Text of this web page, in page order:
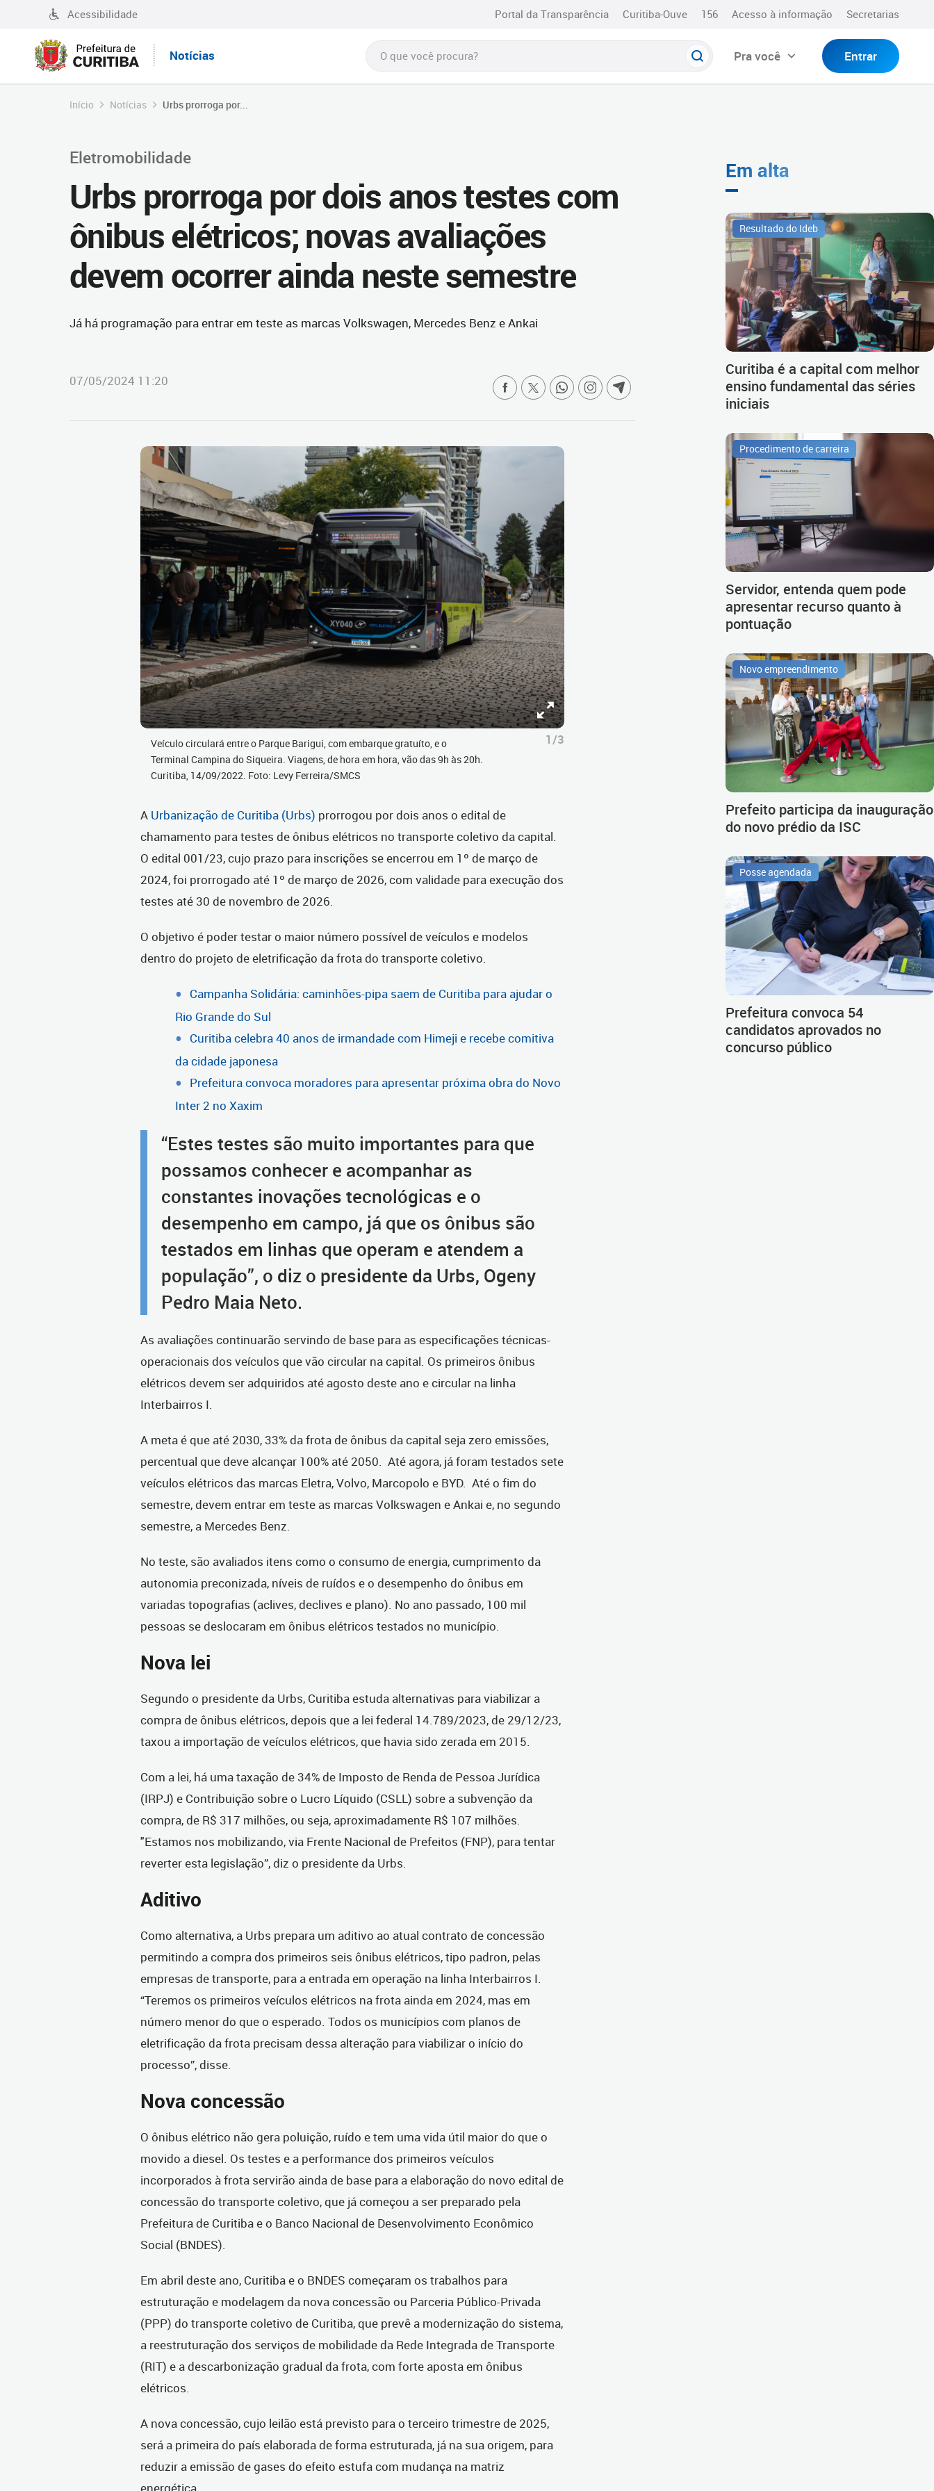
Acessibilidade Portal da Transparência Curitiba-Ouve 156 Acesso à informação Secretarias
Notícias Pra você Entrar
Início Notícias Urbs prorroga por...
Eletromobilidade
Urbs prorroga por dois anos testes com
ônibus elétricos; novas avaliações
devem ocorrer ainda neste semestre
Já há programação para entrar em teste as marcas Volkswagen, Mercedes Benz e Ankai
07/05/2024 11:20
Veículo circulará entre o Parque Barigui, com embarque gratuíto, e o
Terminal Campina do Siqueira. Viagens, de hora em hora, vão das 9h às 20h.
Curitiba, 14/09/2022. Foto: Levy Ferreira/SMCS
1/3
A Urbanização de Curitiba (Urbs) prorrogou por dois anos o edital de
chamamento para testes de ônibus elétricos no transporte coletivo da capital.
O edital 001/23, cujo prazo para inscrições se encerrou em 1º de março de
2024, foi prorrogado até 1º de março de 2026, com validade para execução dos
testes até 30 de novembro de 2026.
O objetivo é poder testar o maior número possível de veículos e modelos
dentro do projeto de eletrificação da frota do transporte coletivo.
Campanha Solidária: caminhões-pipa saem de Curitiba para ajudar o
Rio Grande do Sul
Curitiba celebra 40 anos de irmandade com Himeji e recebe comitiva
da cidade japonesa
Prefeitura convoca moradores para apresentar próxima obra do Novo
Inter 2 no Xaxim
“Estes testes são muito importantes para que
possamos conhecer e acompanhar as
constantes inovações tecnológicas e o
desempenho em campo, já que os ônibus são
testados em linhas que operam e atendem a
população”, o diz o presidente da Urbs, Ogeny
Pedro Maia Neto.
As avaliações continuarão servindo de base para as especificações técnicas-
operacionais dos veículos que vão circular na capital. Os primeiros ônibus
elétricos devem ser adquiridos até agosto deste ano e circular na linha
Interbairros I.
A meta é que até 2030, 33% da frota de ônibus da capital seja zero emissões,
percentual que deve alcançar 100% até 2050. Até agora, já foram testados sete
veículos elétricos das marcas Eletra, Volvo, Marcopolo e BYD. Até o fim do
semestre, devem entrar em teste as marcas Volkswagen e Ankai e, no segundo
semestre, a Mercedes Benz.
No teste, são avaliados itens como o consumo de energia, cumprimento da
autonomia preconizada, níveis de ruídos e o desempenho do ônibus em
variadas topografias (aclives, declives e plano). No ano passado, 100 mil
pessoas se deslocaram em ônibus elétricos testados no município.
Nova lei
Segundo o presidente da Urbs, Curitiba estuda alternativas para viabilizar a
compra de ônibus elétricos, depois que a lei federal 14.789/2023, de 29/12/23,
taxou a importação de veículos elétricos, que havia sido zerada em 2015.
Com a lei, há uma taxação de 34% de Imposto de Renda de Pessoa Jurídica
(IRPJ) e Contribuição sobre o Lucro Líquido (CSLL) sobre a subvenção da
compra, de R$ 317 milhões, ou seja, aproximadamente R$ 107 milhões.
"Estamos nos mobilizando, via Frente Nacional de Prefeitos (FNP), para tentar
reverter esta legislação”, diz o presidente da Urbs.
Aditivo
Como alternativa, a Urbs prepara um aditivo ao atual contrato de concessão
permitindo a compra dos primeiros seis ônibus elétricos, tipo padron, pelas
empresas de transporte, para a entrada em operação na linha Interbairros I.
“Teremos os primeiros veículos elétricos na frota ainda em 2024, mas em
número menor do que o esperado. Todos os municípios com planos de
eletrificação da frota precisam dessa alteração para viabilizar o início do
processo”, disse.
Nova concessão
O ônibus elétrico não gera poluição, ruído e tem uma vida útil maior do que o
movido a diesel. Os testes e a performance dos primeiros veículos
incorporados à frota servirão ainda de base para a elaboração do novo edital de
concessão do transporte coletivo, que já começou a ser preparado pela
Prefeitura de Curitiba e o Banco Nacional de Desenvolvimento Econômico
Social (BNDES).
Em abril deste ano, Curitiba e o BNDES começaram os trabalhos para
estruturação e modelagem da nova concessão ou Parceria Público-Privada
(PPP) do transporte coletivo de Curitiba, que prevê a modernização do sistema,
a reestruturação dos serviços de mobilidade da Rede Integrada de Transporte
(RIT) e a descarbonização gradual da frota, com forte aposta em ônibus
elétricos.
A nova concessão, cujo leilão está previsto para o terceiro trimestre de 2025,
será a primeira do país elaborada de forma estruturada, já na sua origem, para
reduzir a emissão de gases do efeito estufa com mudança na matriz
Em alta
Resultado do Ideb
Curitiba é a capital com melhor
ensino fundamental das séries
iniciais
Procedimento de carreira
Servidor, entenda quem pode
apresentar recurso quanto à
pontuação
Novo empreendimento
Prefeito participa da inauguração
do novo prédio da ISC
Posse agendada
Prefeitura convoca 54
candidatos aprovados no
concurso público